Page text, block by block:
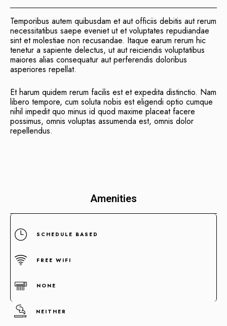
Temporibus autem quibusdam et aut officiis debitis aut rerum
necessitatibus saepe eveniet ut et voluptates repudiandae
sint et molestiae non recusandae. Itaque earum rerum hic
tenetur a sapiente delectus, ut aut reiciendis voluptatibus
maiores alias consequatur aut perferendis doloribus
asperiores repellat.
Et harum quidem rerum facilis est et expedita distinctio. Nam
libero tempore, cum soluta nobis est eligendi optio cumque
nihil impedit quo minus id quod maxime placeat facere
possimus, omnis voluptas assumenda est, omnis dolor
repellendus.
Amenities
SCHEDULE BASED
FREE WIFI
NONE
NEITHER